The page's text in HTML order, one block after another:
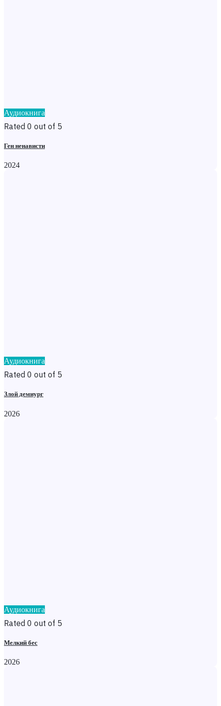
Аудиокнига
Rated 0 out of 5
Ген ненависти
2024
Аудиокнига
Rated 0 out of 5
Злой демиург
2026
Аудиокнига
Rated 0 out of 5
Мелкий бес
2026